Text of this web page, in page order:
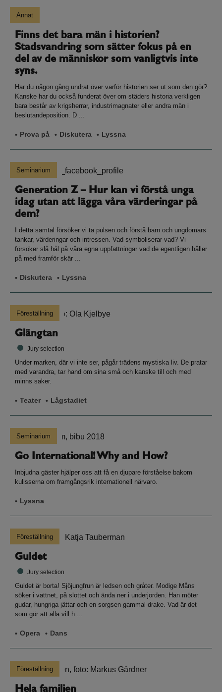
Finns det bara män i historien?
Stadsvandring som sätter fokus på en
del av de människor som vanligtvis inte
syns.
Annat
Har du någon gång undrat över varför historien ser ut som den gör?
Kanske har du också funderat över om städers historia verkligen
bara består av krigsherrar, industrimagnater eller andra män i
beslutandeposition. D ...
Prova på Diskutera Lyssna
Generation Z – Hur kan vi förstå unga
idag utan att lägga våra värderingar på
dem?
Seminarium
I detta samtal försöker vi ta pulsen och förstå barn och ungdomars
tankar, värderingar och intressen. Vad symboliserar vad? Vi
försöker slå hål på våra egna uppfattningar vad de egentligen håller
på med framför skär ...
Diskutera Lyssna
Glängtan
Jury selection
Föreställning
Under marken, där vi inte ser, pågår trädens mystiska liv. De pratar
med varandra, tar hand om sina små och kanske till och med
minns saker.
Teater Lågstadiet
Go International! Why and How?
Seminarium
Inbjudna gäster hjälper oss att få en djupare förståelse bakom
kulisserna om framgångsrik internationell närvaro.
Lyssna
Guldet
Jury selection
Föreställning
Guldet är borta! Sjöjungfrun är ledsen och gråter. Modige Måns
söker i vattnet, på slottet och ända ner i underjorden. Han möter
gudar, hungriga jättar och en sorgsen gammal drake. Vad är det
som gör att alla vill h ...
Opera Dans
Hela familjen
Föreställning